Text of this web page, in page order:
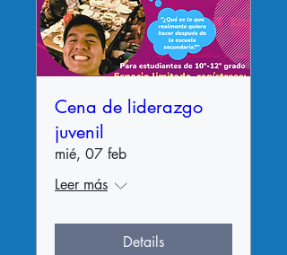
Cena de liderazgo
juvenil
mié, 07 feb
Leer más
Details